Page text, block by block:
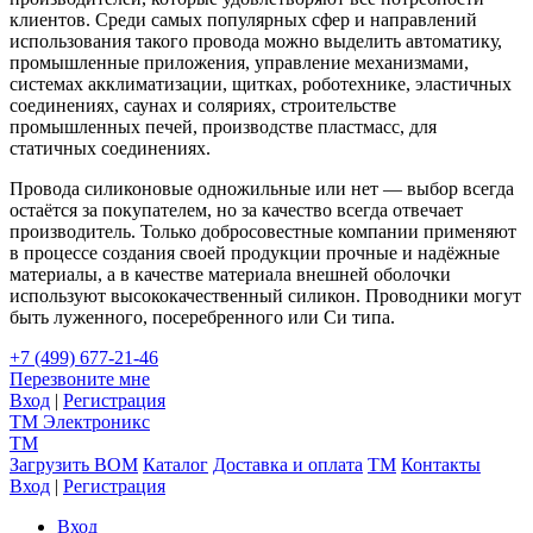
клиентов. Среди самых популярных сфер и направлений
использования такого провода можно выделить автоматику,
промышленные приложения, управление механизмами,
системах акклиматизации, щитках, роботехнике, эластичных
соединениях, саунах и соляриях, строительстве
промышленных печей, производстве пластмасс, для
статичных соединениях.
Провода силиконовые одножильные или нет — выбор всегда
остаётся за покупателем, но за качество всегда отвечает
производитель. Только добросовестные компании применяют
в процессе создания своей продукции прочные и надёжные
материалы, а в качестве материала внешней оболочки
используют высококачественный силикон. Проводники могут
быть луженного, посеребренного или Си типа.
+7 (499) 677-21-46
Перезвоните мне
Вход | Регистрация
TM Электроникс
TM
Загрузить BOM Каталог Доставка и оплата TM Контакты
Вход | Регистрация
Вход